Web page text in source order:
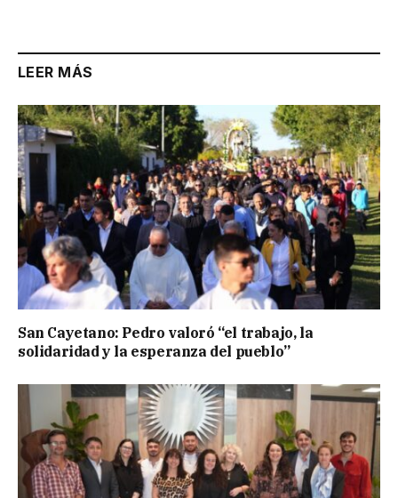
LEER MÁS
San Cayetano: Pedro valoró “el trabajo, la
solidaridad y la esperanza del pueblo”